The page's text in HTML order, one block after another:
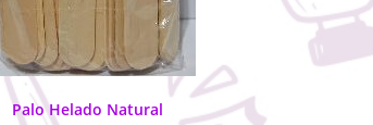
Palo Helado Natural